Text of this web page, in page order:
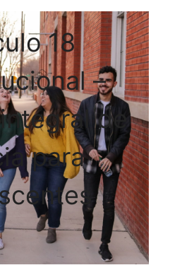
18
–
de
para